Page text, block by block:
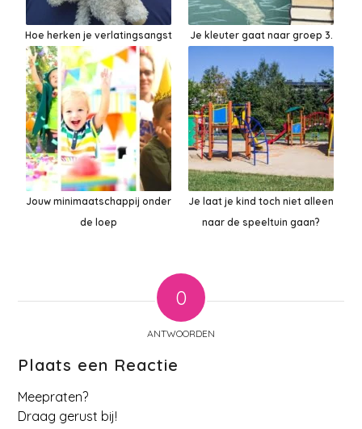
Hoe herken je verlatingsangst Je kleuter gaat naar groep 3.
Jouw minimaatschappij onder
de loep
Je laat je kind toch niet alleen
naar de speeltuin gaan?
0
ANTWOORDEN
Plaats een Reactie
Meepraten?
Draag gerust bij!